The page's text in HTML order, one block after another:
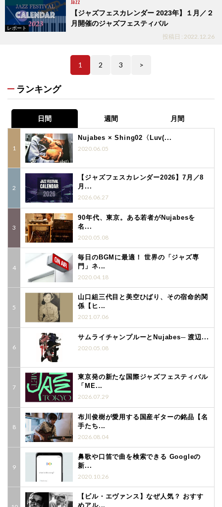
レポート
【ジャズフェスカレンダー 2023年】１月／２
月開催のジャズフェスティバル
投稿日 : 2022.12.26
1 2 3 >
ランキング
日間 週間 月間
Nujabes × Shing02〈Luv(...
2020.06.05
【ジャズフェスカレンダー2026】7月／8
月...
2026.06.27
90年代、東京。ある若者がNujabesを
名...
2020.05.08
毎日のBGMに最適！ 世界の「ジャズ専
門」ネ...
2020.04.18
山口組三代目と美空ひばり、その宿命的関
係【ヒ...
2021.07.06
サムライチャンプルーとNujabes─ 渡辺...
2020.05.08
東京発の新たな国際ジャズフェスティバル
「ME...
2026.07.29
布川俊樹が愛用する国産ギターの銘品【名
手たち...
2026.08.04
鼻歌や口笛で曲を検索できる Googleの
新...
2020.10.26
【ビル・エヴァンス】なぜ人気？ おすす
めアル...